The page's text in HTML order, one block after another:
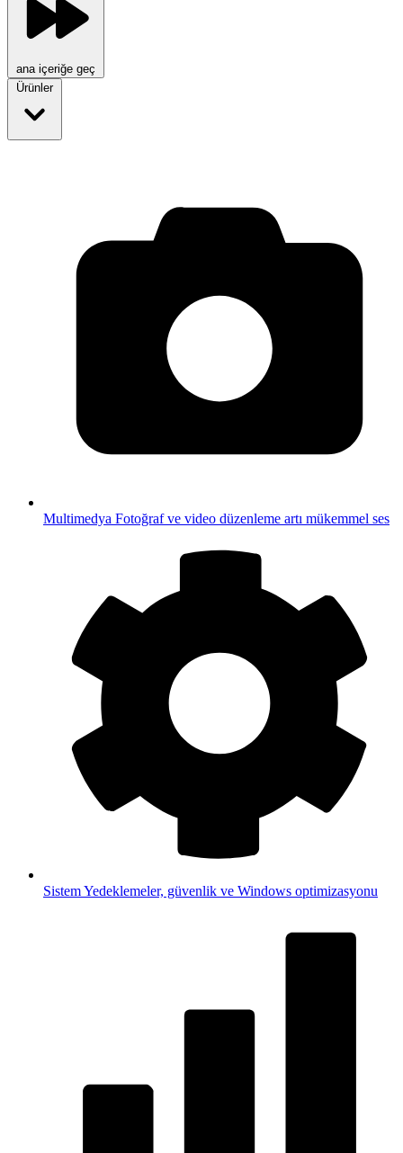
ana içeriğe geç
Ürünler
Multimedya Fotoğraf ve video düzenleme artı mükemmel ses
SistemYedeklemeler, güvenlik ve Windows optimizasyonu